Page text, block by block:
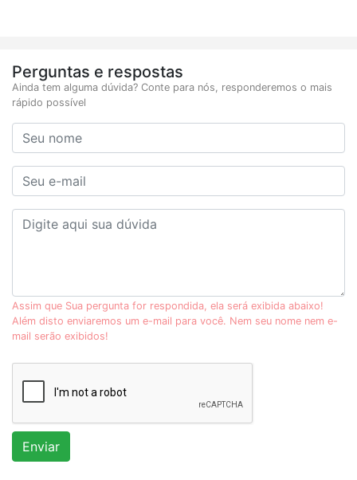
Perguntas e respostas
Ainda tem alguma dúvida? Conte para nós, responderemos o mais
rápido possível
Assim que Sua pergunta for respondida, ela será exibida abaixo!
Além disto enviaremos um e-mail para você. Nem seu nome nem e-
mail serão exibidos!
Enviar